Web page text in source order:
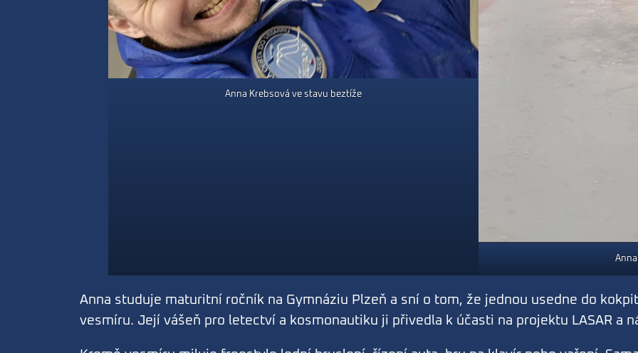
Anna Krebsová ve stavu beztíže
Anna studuje maturitní ročník na Gymnáziu Plzeň a sní o tom, že jednou usedne do
vesmíru. Její vášeň pro letectví a kosmonautiku ji přivedla k účasti na projektu LASAR a